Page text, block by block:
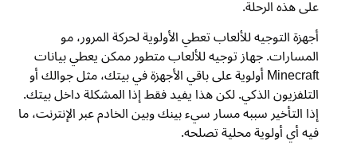
على هذه الرحلة.
أجهزة التوجيه للألعاب تعطي الأولوية لحركة المرور، مو
المسارات. جهاز توجيه للألعاب متطور ممكن يعطي بيانات
Minecraft أولوية على باقي الأجهزة في بيتك، مثل جوالك أو
التلفزيون الذكي. لكن هذا يفيد فقط إذا المشكلة داخل بيتك.
إذا التأخير سببه مسار سيء بينك وبين الخادم عبر الإنترنت، ما
فيه أي أولوية محلية تصلحه.